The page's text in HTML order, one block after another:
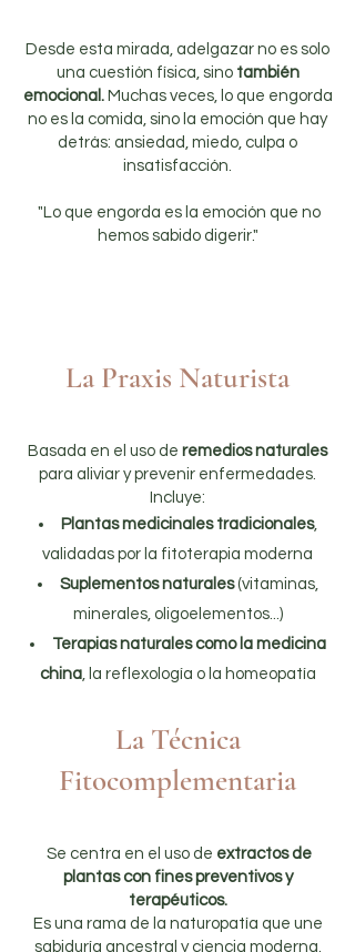
Desde esta mirada, adelgazar no es solo
una cuestión física, sino también
emocional.Muchas veces, lo que engorda
no es la comida, sino la emoción que hay
detrás: ansiedad, miedo, culpa o
insatisfacción.
"Lo que engorda es la emoción que no
hemos sabido digerir."
La Praxis Naturista
Basada en el uso de remedios naturales
para aliviar y prevenir enfermedades.
Incluye:
Plantas medicinales tradicionales,
validadas por la fitoterapia moderna
Suplementos naturales(vitaminas,
minerales, oligoelementos...)
Terapias naturales como la medicina
china, la reflexología o la homeopatía
La Técnica
Fitocomplementaria
Se centra en el uso de extractos de
plantas con fines preventivos y
terapéuticos.
Es una rama de la naturopatía que une
sabiduría ancestral y ciencia moderna.